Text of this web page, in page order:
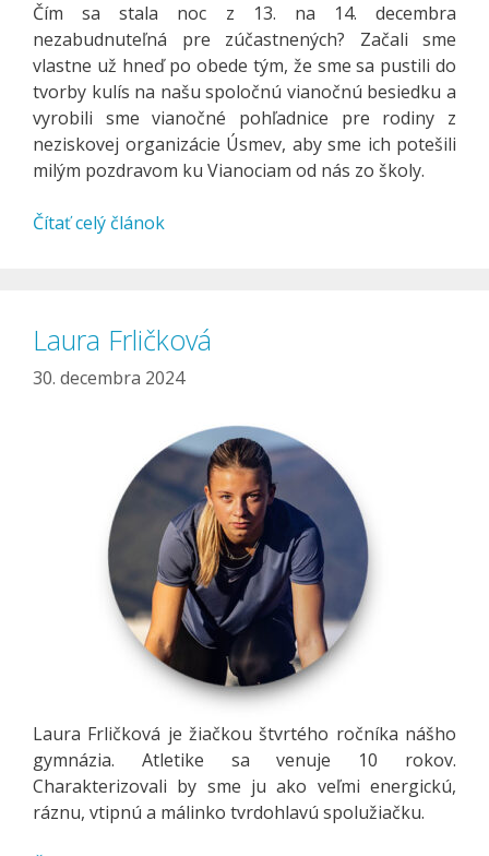
Čím sa stala noc z 13. na 14. decembra
nezabudnuteľná pre zúčastnených? Začali sme
vlastne už hneď po obede tým, že sme sa pustili do
tvorby kulís na našu spoločnú vianočnú besiedku a
vyrobili sme vianočné pohľadnice pre rodiny z
neziskovej organizácie Úsmev, aby sme ich potešili
milým pozdravom ku Vianociam od nás zo školy.
Čítať celý článok
Laura Frličková
30. decembra 2024
Laura Frličková je žiačkou štvrtého ročníka nášho
gymnázia. Atletike sa venuje 10 rokov.
Charakterizovali by sme ju ako veľmi energickú,
ráznu, vtipnú a málinko tvrdohlavú spolužiačku.